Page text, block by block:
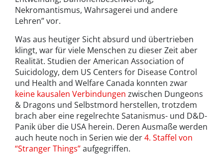
Nekromantismus, Wahrsagerei und andere
Lehren” vor.
Was aus heutiger Sicht absurd und übertrieben
klingt, war für viele Menschen zu dieser Zeit aber
Realität. Studien der American Association of
Suicidology, dem US Centers for Disease Control
und Health and Welfare Canada konnten zwar
keine kausalen Verbindungen zwischen Dungeons
& Dragons und Selbstmord herstellen, trotzdem
brach aber eine regelrechte Satanismus- und D&D-
Panik über die USA herein. Deren Ausmaße werden
auch heute noch in Serien wie der4. Staffel von
“Stranger Things”aufgegriffen.